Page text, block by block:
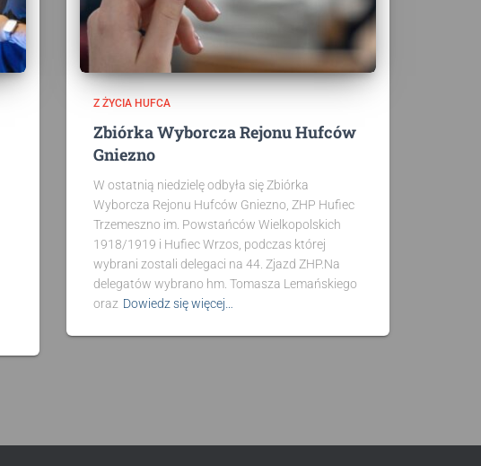
Z ŻYCIA HUFCA
Zbiórka Wyborcza Rejonu Hufców
Gniezno
W ostatnią niedzielę odbyła się Zbiórka
Wyborcza Rejonu Hufców Gniezno, ZHP Hufiec
Trzemeszno im. Powstańców Wielkopolskich
1918/1919 i Hufiec Wrzos, podczas której
wybrani zostali delegaci na 44. Zjazd ZHP.Na
delegatów wybrano hm. Tomasza Lemańskiego
oraz Dowiedz się więcej…